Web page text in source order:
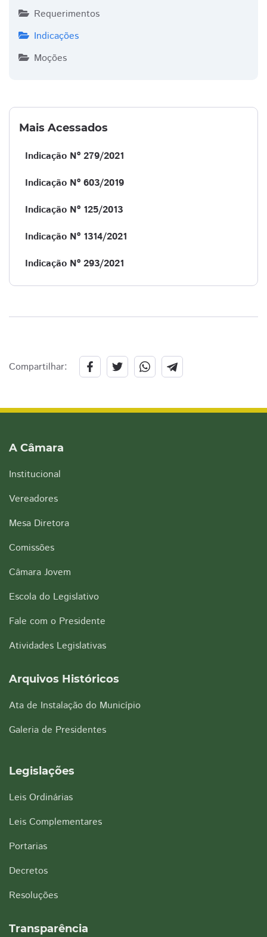
Requerimentos
Indicações
Moções
Mais Acessados
Indicação Nº 279/2021
Indicação Nº 603/2019
Indicação Nº 125/2013
Indicação Nº 1314/2021
Indicação Nº 293/2021
Compartilhar:
A Câmara
Institucional
Vereadores
Mesa Diretora
Comissões
Câmara Jovem
Escola do Legislativo
Fale com o Presidente
Atividades Legislativas
Arquivos Históricos
Ata de Instalação do Município
Galeria de Presidentes
Legislações
Leis Ordinárias
Leis Complementares
Portarias
Decretos
Resoluções
Transparência